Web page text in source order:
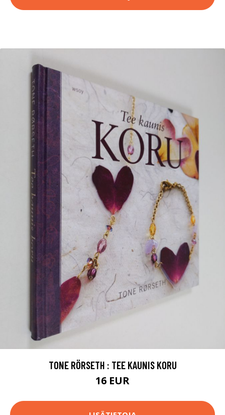
TONE RÖRSETH : TEE KAUNIS KORU
16 EUR